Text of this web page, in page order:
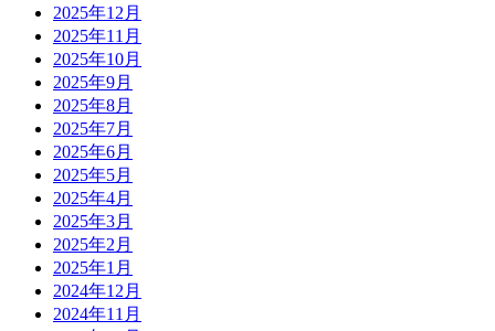
2025年12月
2025年11月
2025年10月
2025年9月
2025年8月
2025年7月
2025年6月
2025年5月
2025年4月
2025年3月
2025年2月
2025年1月
2024年12月
2024年11月